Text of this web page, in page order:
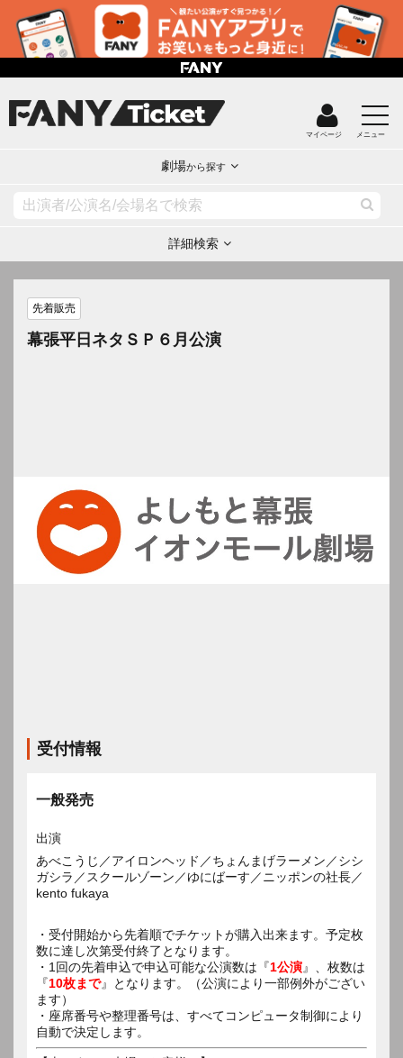
マイページ メニュー
劇場から探す
詳細検索
先着販売
幕張平日ネタＳＰ６月公演
受付情報
一般発売
出演
あべこうじ／アイロンヘッド／ちょんまげラーメン／シシ
ガシラ／スクールゾーン／ゆにばーす／ニッポンの社長／
kento fukaya
・受付開始から先着順でチケットが購入出来ます。予定枚
数に達し次第受付終了となります。
・1回の先着申込で申込可能な公演数は『1公演』、枚数は
『10枚まで』となります。（公演により一部例外がござい
ます）
・座席番号や整理番号は、すべてコンピュータ制御により
自動で決定します。